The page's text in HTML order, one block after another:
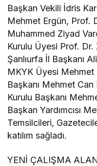
Başkan Vekili İdris
Mehmet Ergün, Prof.
Muhammed Ziyad
Kurulu Üyesi Prof.
Şanlıurfa İl Başkanı
MKYK Üyesi
Başkanı Mehmet
Kurulu Başkanı
Başkan Yardımcısı
Temsilcileri,
katılım sağladı.
YENİ ÇALIŞMA